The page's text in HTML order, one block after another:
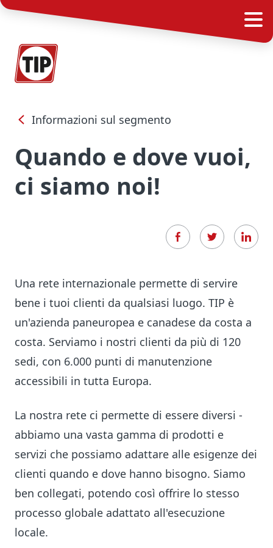
Informazioni sul segmento
Quando e dove vuoi,
ci siamo noi!
Una rete internazionale permette di servire
bene i tuoi clienti da qualsiasi luogo. TIP è
un'azienda paneuropea e canadese da costa a
costa. Serviamo i nostri clienti da più di 120
sedi, con 6.000 punti di manutenzione
accessibili in tutta Europa.
La nostra rete ci permette di essere diversi -
abbiamo una vasta gamma di prodotti e
servizi che possiamo adattare alle esigenze dei
clienti quando e dove hanno bisogno. Siamo
ben collegati, potendo così offrire lo stesso
processo globale adattato all'esecuzione
locale.